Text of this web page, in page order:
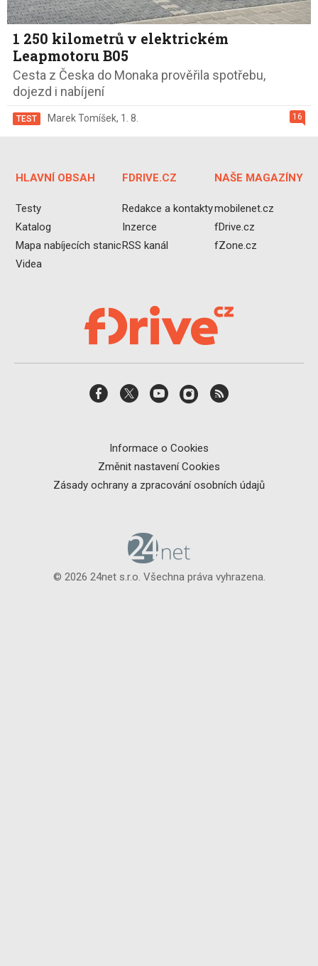
1 250 kilometrů v elektrickém
Leapmotoru B05
Cesta z Česka do Monaka prověřila spotřebu,
dojezd i nabíjení
16
TEST Marek Tomíšek, 1. 8.
HLAVNÍ OBSAH
Testy
Katalog
Mapa nabíjecích stanic
Videa
FDRIVE.CZ
Redakce a kontakty
Inzerce
RSS kanál
NAŠE MAGAZÍNY
mobilenet.cz
fDrive.cz
fZone.cz
Informace o Cookies
Změnit nastavení Cookies
Zásady ochrany a zpracování osobních údajů
© 2026 24net s.r.o. Všechna práva vyhrazena.